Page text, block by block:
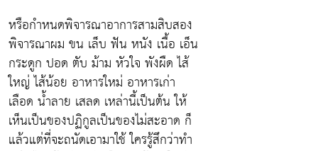
หรือกำหนดพิจารณาอาการสามสิบสอง
พิจารณาผม ขน เล็บ ฟัน หนัง เนื้อ เอ็น
กระดูก ปอด ตับ ม้าม หัวใจ พังผืด ไส้
ใหญ่ ไส้น้อย อาหารใหม่ อาหารเก่า
เลือด น้ำลาย เสลด เหล่านี้เป็นต้น ให้
เห็นเป็นของปฏิกูลเป็นของไม่สะอาด ก็
แล้วแต่ที่จะถนัดเอามาใช้ ใครรู้สึกว่าทำ